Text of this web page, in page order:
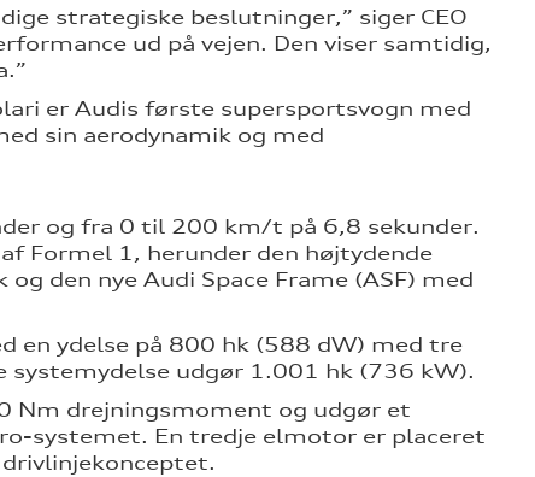
strategiske beslutninger,” siger CEO
ud på vejen. Den viser samtidig,
er Audis første supersportsvogn med
sin aerodynamik og med
og fra 0 til 200 km/t på 6,8 sekunder.
Formel 1, herunder den højtydende
den nye Audi Space Frame (ASF) med
en ydelse på 800 hk (588 dW) med tre
udgør 1.001 hk (736 kW).
Nm drejningsmoment og udgør et
systemet. En tredje elmotor er placeret